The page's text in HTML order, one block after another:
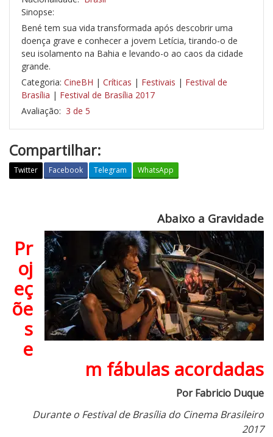
Sinopse:
Bené tem sua vida transformada após descobrir uma
doença grave e conhecer a jovem Letícia, tirando-o de
seu isolamento na Bahia e levando-o ao caos da cidade
grande.
Categoria: CineBH | Críticas | Festivais | Festival de
Brasília | Festival de Brasília 2017
Avaliação: 3 de 5
Compartilhar:
Twitter Facebook Telegram WhatsApp
G
Abaixo a Gravidade
Pr
oj
eç
õe
s
e
m fábulas acordadas
Por Fabricio Duque
Durante o Festival de Brasília do Cinema Brasileiro
2017